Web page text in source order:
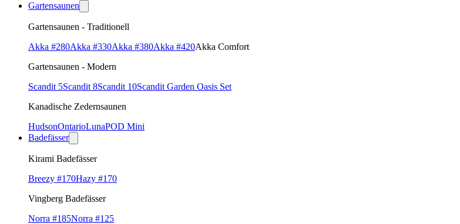
Gartensaunen
Gartensaunen - Traditionell
Akka #280Akka #330Akka #380Akka #420Akka Comfort
Gartensaunen - Modern
Scandit 5Scandit 8Scandit 10Scandit Garden Oasis Set
Kanadische Zedernsaunen
HudsonOntarioLunaPOD Mini
Badefässer
Kirami Badefässer
Breezy #170Hazy #170
Vingberg Badefässer
Norra #185Norra #125